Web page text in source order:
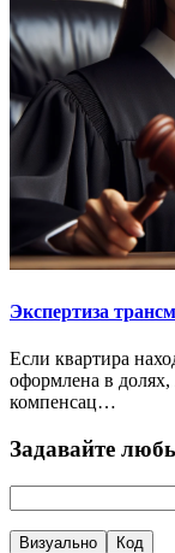
Экспертиза
Если квартира
оформлена в
компенсац…
Задавайте
Визуально Код